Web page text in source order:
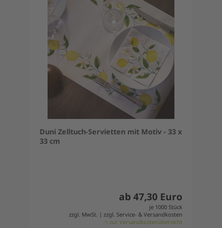
Duni Zelltuch-Servietten mit Motiv - 33 x
33 cm
ab 47,30 Euro
je 1000 Stück
zzgl. MwSt. | zzgl. Service- & Versandkosten
> zur Versandkostenübersicht